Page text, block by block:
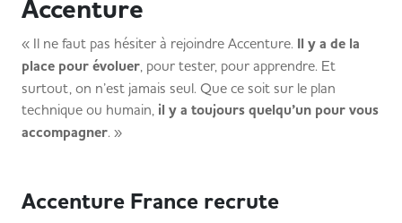
Accenture
« Il ne faut pas hésiter à rejoindre Accenture. Il y a de la
place pour évoluer, pour tester, pour apprendre. Et
surtout, on n’est jamais seul. Que ce soit sur le plan
technique ou humain, il y a toujours quelqu’un pour vous
accompagner. »
Accenture France recrute